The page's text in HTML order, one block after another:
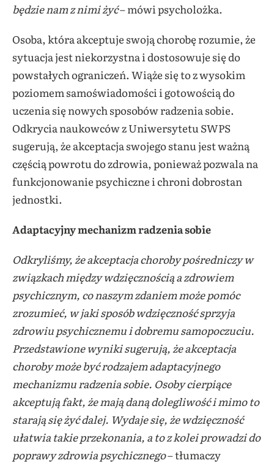
będzie nam z nimi żyć– mówi psycholożka.
Osoba, która akceptuje swoją chorobę rozumie, że
sytuacja jest niekorzystna i dostosowuje się do
powstałych ograniczeń. Wiąże się to z wysokim
poziomem samoświadomości i gotowością do
uczenia się nowych sposobów radzenia sobie.
Odkrycia naukowców z Uniwersytetu SWPS
sugerują, że akceptacja swojego stanu jest ważną
częścią powrotu do zdrowia, ponieważ pozwala na
funkcjonowanie psychiczne i chroni dobrostan
jednostki.
Adaptacyjny mechanizm radzenia sobie
Odkryliśmy, że akceptacja choroby pośredniczy w
związkach między wdzięcznością a zdrowiem
psychicznym, co naszym zdaniem może pomóc
zrozumieć, w jaki sposób wdzięczność sprzyja
zdrowiu psychicznemu i dobremu samopoczuciu.
Przedstawione wyniki sugerują, że akceptacja
choroby może być rodzajem adaptacyjnego
mechanizmu radzenia sobie. Osoby cierpiące
akceptują fakt, że mają daną dolegliwość i mimo to
starają się żyć dalej. Wydaje się, że wdzięczność
ułatwia takie przekonania, a to z kolei prowadzi do
poprawy zdrowia psychicznego– tłumaczy